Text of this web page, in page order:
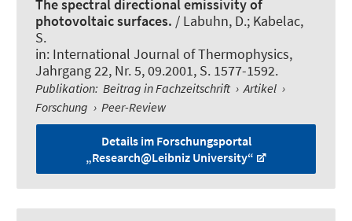
The spectral directional emissivity of
photovoltaic surfaces. / Labuhn, D.; Kabelac,
S.
in: International Journal of Thermophysics,
Jahrgang 22, Nr. 5, 09.2001, S. 1577-1592.
Publikation: Beitrag in Fachzeitschrift › Artikel ›
Forschung › Peer-Review
Details im Forschungsportal
„Research@Leibniz University“